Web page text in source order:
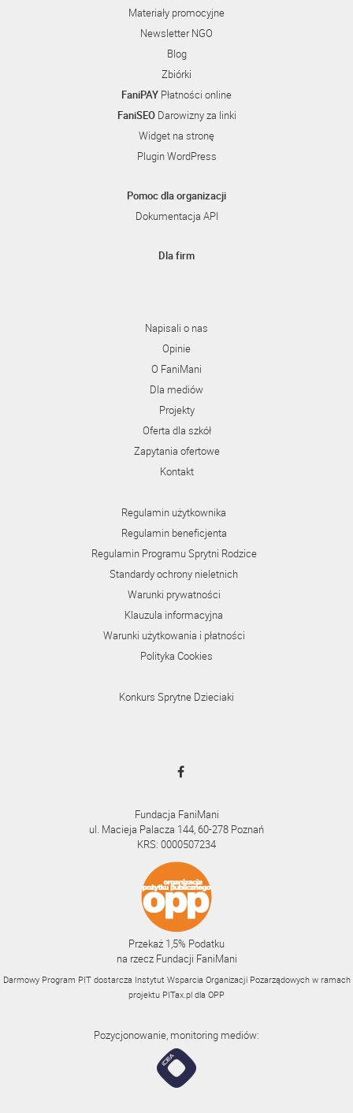
Materiały promocyjne
Newsletter NGO
Blog
Zbiórki
FaniPAY Płatności online
FaniSEODarowizny za linki
Widget na stronę
Plugin WordPress
Pomoc dla organizacji
Dokumentacja API
Dla firm
Napisali o nas
Opinie
O FaniMani
Dla mediów
Projekty
Oferta dla szkół
Zapytania ofertowe
Kontakt
Regulamin użytkownika
Regulamin beneficjenta
Regulamin Programu Sprytni Rodzice
Standardy ochrony nieletnich
Warunki prywatności
Klauzula informacyjna
Warunki użytkowania i płatności
Polityka Cookies
Konkurs Sprytne Dzieciaki
Fundacja FaniMani
ul. Macieja Palacza 144, 60-278 Poznań
KRS: 0000507234
Przekaż 1,5% Podatku
na rzecz Fundacji FaniMani
Darmowy Program PIT dostarcza Instytut Wsparcia Organizacji Pozarządowych w ramach
projektu PITax.pl dla OPP
Pozycjonowanie, monitoring mediów: